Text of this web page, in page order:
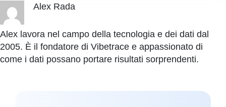
Alex Rada
Alex lavora nel campo della tecnologia e dei dati dal
2005. È il fondatore di Vibetrace e appassionato di
come i dati possano portare risultati sorprendenti.